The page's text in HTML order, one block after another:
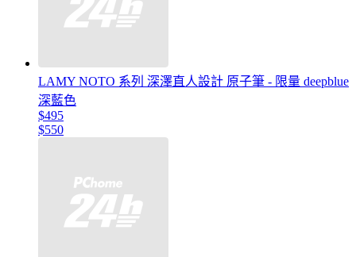
LAMY NOTO 系列 深澤直人設計 原子筆 - 限量 deepblue
深藍色
$495
$550